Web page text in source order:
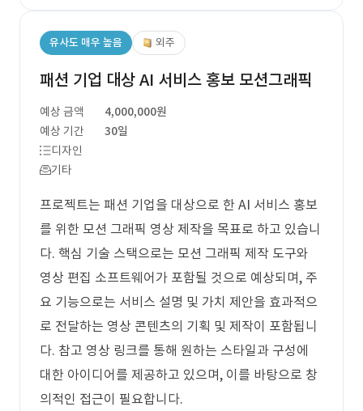
유사도 매우 높음 외주
패션 기업 대상 AI 서비스 홍보 모션그래픽
예상 금액
4,000,000원
예상 기간
30일
디자인
기타
프로젝트는 패션 기업을 대상으로 한 AI 서비스 홍보
를 위한 모션 그래픽 영상 제작을 목표로 하고 있습니
다. 핵심 기술 스택으로는 모션 그래픽 제작 도구와
영상 편집 소프트웨어가 포함될 것으로 예상되며, 주
요 기능으로는 서비스 설명 및 가치 제안을 효과적으
로 전달하는 영상 콘텐츠의 기획 및 제작이 포함됩니
다. 참고 영상 링크를 통해 원하는 스타일과 구성에
대한 아이디어를 제공하고 있으며, 이를 바탕으로 창
의적인 접근이 필요합니다.